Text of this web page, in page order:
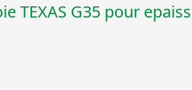
TEXAS G35 pour